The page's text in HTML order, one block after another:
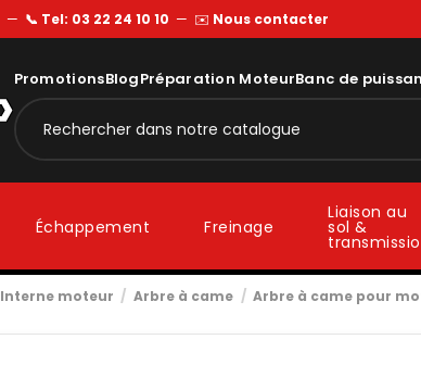
— 📞 Tel: 03 22 24 10 10 — ✉️ Nous contacter
PromotionsBlogPréparation MoteurBanc de
Échappement Freinage
Liaison au
sol &
Interne moteur Arbre à came Arbre à came pour